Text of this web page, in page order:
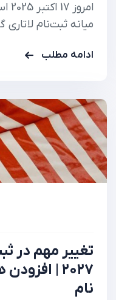
میانه ثبت‌نام
خارجه آمریکا
میان متقاضیان
ادامه مطلب
تغییر مهم در
نام